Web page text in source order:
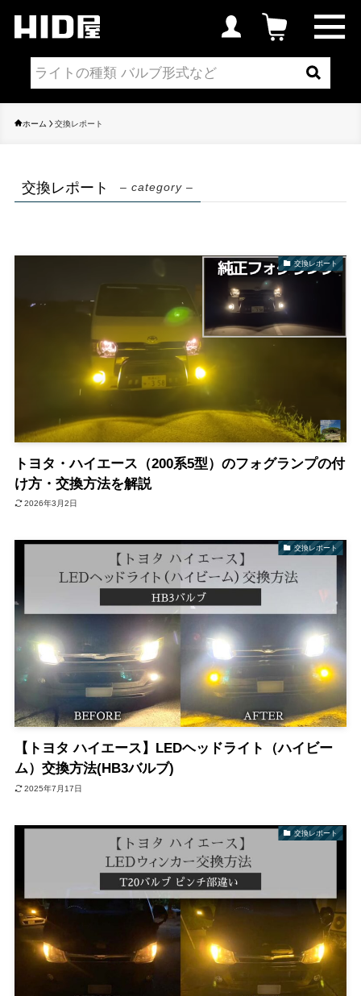
ホーム 交換レポート
交換レポート – category –
交換レポート
トヨタ・ハイエース（200系5型）のフォグランプの付
け方・交換方法を解説
2026年3月2日
交換レポート
【トヨタ ハイエース】LEDヘッドライト（ハイビー
ム）交換方法(HB3バルブ)
2025年7月17日
交換レポート